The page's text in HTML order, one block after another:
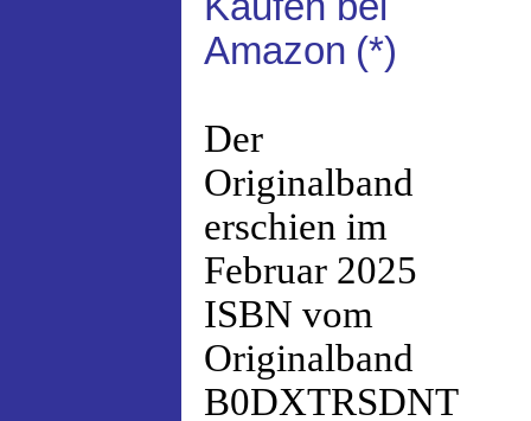
Amazon (*)
Der
Originalband
erschien im
Februar 2025
ISBN vom
Originalband
B0DXTRSDNT